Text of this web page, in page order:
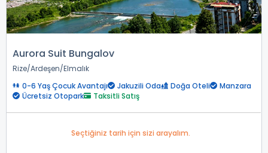
Aurora Suit Bungalov
Rize Ardeşen Elmalık
0-6 Yaş Çocuk Avantajı
Jakuzili Oda Doğa Oteli
Manzara
Ücretsiz Otopark
Taksitli Satış
Seçtiğiniz tarih için sizi arayalım.